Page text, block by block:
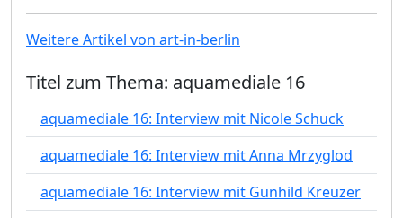
Weitere Artikel von art-in-berlin
Titel zum Thema: aquamediale 16
aquamediale 16: Interview mit Nicole Schuck
aquamediale 16: Interview mit Anna Mrzyglod
aquamediale 16: Interview mit Gunhild Kreuzer